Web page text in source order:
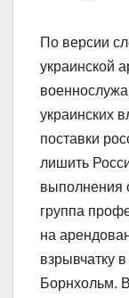
По версии
украинской
украинских
поставки
лишить
выполнения
группа
на
взрывчатку
Борнхольм.